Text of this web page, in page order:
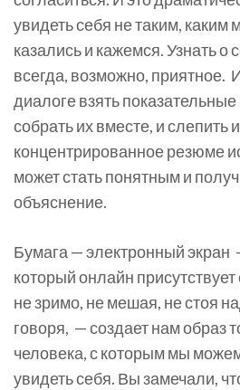
увидеть себя не таким, каким
казались и кажемся. Узнать о
всегда, возможно, приятное.
диалоге взять
собрать их вместе, и слепить
концентрированное резюме
может стать понятным и
объяснение.
Бумага — электронный экран
который онлайн
не зримо, не мешая, не стоя
говоря, — создает нам образ
человека, с которым мы
увидеть себя. Вы замечали,